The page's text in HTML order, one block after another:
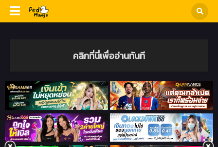
คลิกที่นี่เพื่ออ่านทันที